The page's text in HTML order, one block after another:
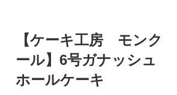
【ケーキ工房 モンク
ール】6号ガナッシュ
ホールケーキ